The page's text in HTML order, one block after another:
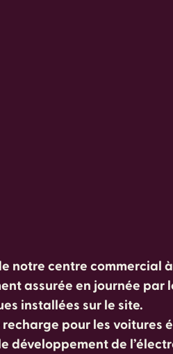
notre centre commercial à
assurée en journée par
installées sur le site.
pour les voitures
développement de